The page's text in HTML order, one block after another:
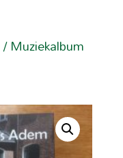
/ Muziekalbum